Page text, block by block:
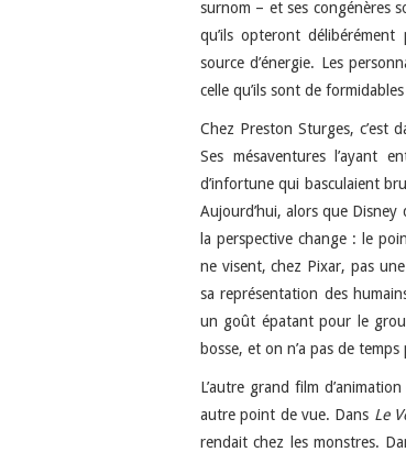
surnom – et ses congénères
qu’ils opteront
source d’énergie. Les
celle qu’ils sont de
Chez Preston Sturges, c’est
Ses mésaventures l’ayant
d’infortune qui basculaient
Aujourd’hui, alors que
la perspective change : le
ne visent, chez Pixar, pas
sa représentation des
un goût épatant pour le
bosse, et on n’a pas de
L’autre grand film
autre point de vue. Dans Le
rendait chez les monstres.